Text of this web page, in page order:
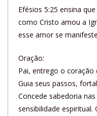
Efésios 5:25 ensina
como Cristo amou a
esse amor se
Oração:
Pai, entrego o
Guia seus passos,
Concede sabedoria
sensibilidade